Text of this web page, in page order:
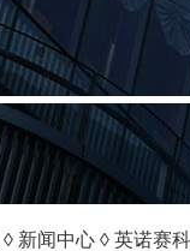
◊ 新闻中心 ◊ 英诺赛